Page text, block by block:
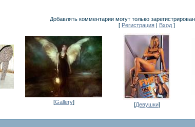
Добавлять комментарии могут только
[ Регистрация | Вход ]
[Gallery] [Девушки]